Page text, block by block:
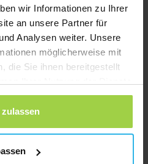
wir Informationen zu Ihrer
an unsere Partner für
Analysen weiter. Unsere
möglicherweise mit
die Sie ihnen bereitgestellt
zulassen